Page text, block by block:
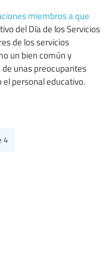
miembros a que
del Día de los Servicios
de los servicios
un bien común y
unas preocupantes
personal educativo.
4